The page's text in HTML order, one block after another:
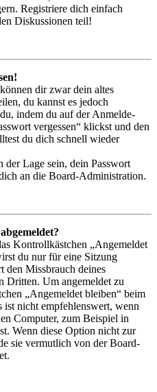
Registriere dich einfach
Diskussionen teil!
dir zwar dein altes
du kannst es jedoch
indem du auf der Anmelde-
vergessen“ klickst und den
du dich schnell wieder
der Lage sein, dein Passwort
an die Board-Administration.
Kontrollkästchen „Angemeldet
du nur für eine Sitzung
den Missbrauch deines
Dritten. Um angemeldet zu
„Angemeldet bleiben“ beim
ist nicht empfehlenswert, wenn
Computer, zum Beispiel in
Wenn diese Option nicht zur
sie vermutlich von der Board-